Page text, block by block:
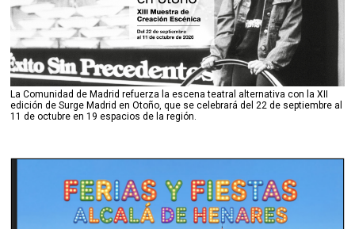
La Comunidad de Madrid refuerza la escena teatral alternativa con la XII
edición de Surge Madrid en Otoño, que se celebrará del 22 de septiembre al
11 de octubre en 19 espacios de la región.